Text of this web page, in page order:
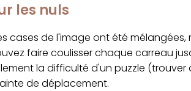
les nuls
cases de l'image ont été
faire coulisser chaque carreau
la difficulté d'un puzzle (trouver
de déplacement.